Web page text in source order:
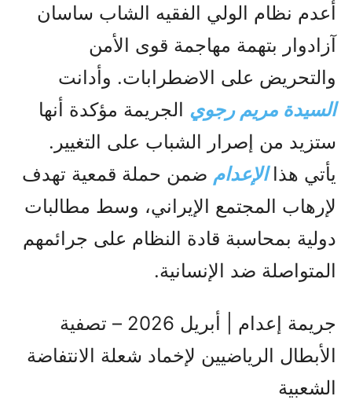
أعدم نظام الولي الفقيه الشاب ساسان
آزادوار بتهمة مهاجمة قوى الأمن
والتحريض على الاضطرابات. وأدانت
السيدة مريم رجوي الجريمة مؤكدة أنها
ستزيد من إصرار الشباب على التغيير.
يأتي هذاالإعدام ضمن حملة قمعية تهدف
لإرهاب المجتمع الإيراني، وسط مطالبات
دولية بمحاسبة قادة النظام على جرائمهم
المتواصلة ضد الإنسانية.
جريمة إعدام | أبريل 2026 – تصفية
الأبطال الرياضيين لإخماد شعلة الانتفاضة
الشعبية